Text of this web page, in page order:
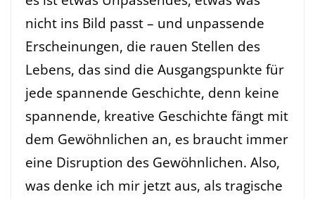
nicht ins Bild passt – und unpassende
Erscheinungen, die rauen Stellen des
Lebens, das sind die Ausgangspunkte für
jede spannende Geschichte, denn keine
spannende, kreative Geschichte fängt mit
dem Gewöhnlichen an, es braucht immer
eine Disruption des Gewöhnlichen. Also,
was denke ich mir jetzt aus, als tragische